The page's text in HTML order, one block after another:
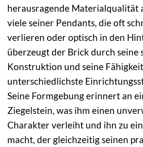
herausragende Materialqualität
viele seiner Pendants, die oft
verlieren oder optisch in den
überzeugt der Brick durch seine
Konstruktion und seine
unterschiedlichste
Seine Formgebung erinnert an
Ziegelstein, was ihm einen
Charakter verleiht und ihn zu
macht, der gleichzeitig seinen